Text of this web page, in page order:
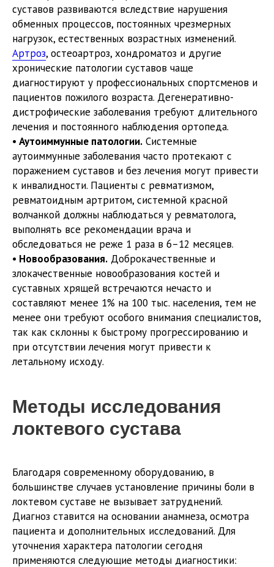
суставов развиваются вследствие нарушения
обменных процессов, постоянных чрезмерных
нагрузок, естественных возрастных изменений.
Артроз, остеоартроз, хондроматоз и другие
хронические патологии суставов чаще
диагностируют у профессиональных спортсменов и
пациентов пожилого возраста. Дегенеративно-
дистрофические заболевания требуют длительного
лечения и постоянного наблюдения ортопеда.
• Аутоиммунные патологии. Системные
аутоиммунные заболевания часто протекают с
поражением суставов и без лечения могут привести
к инвалидности. Пациенты с ревматизмом,
ревматоидным артритом, системной красной
волчанкой должны наблюдаться у ревматолога,
выполнять все рекомендации врача и
обследоваться не реже 1 раза в 6–12 месяцев.
• Новообразования. Доброкачественные и
злокачественные новообразования костей и
суставных хрящей встречаются нечасто и
составляют менее 1% на 100 тыс. населения, тем не
менее они требуют особого внимания специалистов,
так как склонны к быстрому прогрессированию и
при отсутствии лечения могут привести к
летальному исходу.
Методы исследования
локтевого сустава
Благодаря современному оборудованию, в
большинстве случаев установление причины боли в
локтевом суставе не вызывает затруднений.
Диагноз ставится на основании анамнеза, осмотра
пациента и дополнительных исследований. Для
уточнения характера патологии сегодня
применяются следующие методы диагностики: